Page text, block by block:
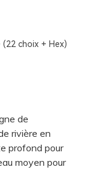
choix + Hex)
de
rivière en
profond pour
moyen pour